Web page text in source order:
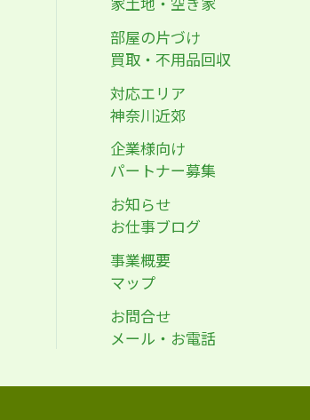
部屋の片づけ
買取・不用品回収
対応エリア
神奈川近郊
企業様向け
パートナー募集
お知らせ
お仕事ブログ
事業概要
マップ
お問合せ
メール・お電話